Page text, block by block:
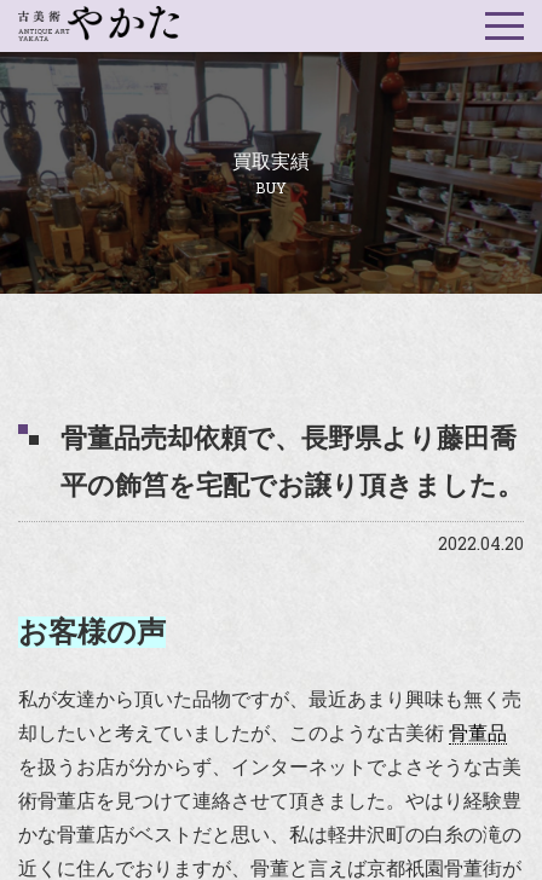
買取実績
BUY
骨董品売却依頼で、長野県より藤田喬
平の飾筥を宅配でお譲り頂きました。
2022.04.20
お客様の声
私が友達から頂いた品物ですが、最近あまり興味も無く売
却したいと考えていましたが、このような古美術 骨董品
を扱うお店が分からず、インターネットでよさそうな古美
術骨董店を見つけて連絡させて頂きました。やはり経験豊
かな骨董店がベストだと思い、私は軽井沢町の白糸の滝の
近くに住んでおりますが、骨董と言えば京都祇園骨董街が